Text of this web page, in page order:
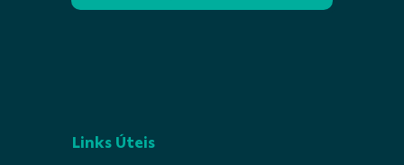
Links Úteis